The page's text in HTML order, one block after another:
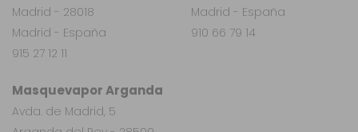
Masquevapor Arganda
Avda. de Madrid, 5
Madrid - 28018
Madrid - España
915 27 12 11
Madrid - España
910 66 79 14